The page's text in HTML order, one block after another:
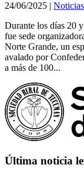
24/06/2025 | Noticias
Durante los días 20
fue sede
Norte Grande, un
avalado por
a más de 100...
Última noticia